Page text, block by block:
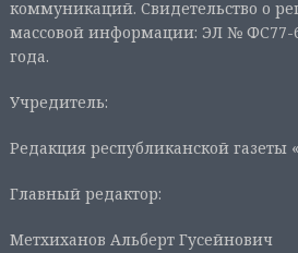
коммуникаций. Свидетельство о
массовой информации: ЭЛ № ФС77-
года.
Учредитель:
Редакция республиканской газеты
Главный редактор:
Метхиханов Альберт Гусейнович